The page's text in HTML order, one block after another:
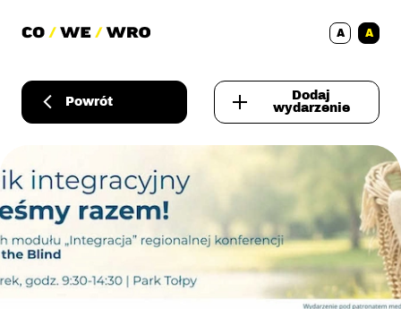
A A
Powrót
Dodaj
wydarzenie